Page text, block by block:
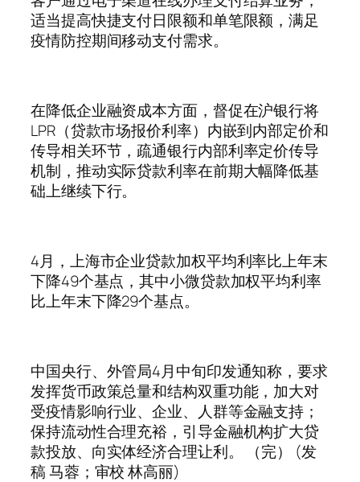
适当提高快捷支付日限额和单笔限额，满足
疫情防控期间移动支付需求。
在降低企业融资成本方面，督促在沪银行将
LPR（贷款市场报价利率）内嵌到内部定价和
传导相关环节，疏通银行内部利率定价传导
机制，推动实际贷款利率在前期大幅降低基
础上继续下行。
4月，上海市企业贷款加权平均利率比上年末
下降49个基点，其中小微贷款加权平均利率
比上年末下降29个基点。
中国央行、外管局4月中旬印发通知称，要求
发挥货币政策总量和结构双重功能，加大对
受疫情影响行业、企业、人群等金融支持；
保持流动性合理充裕，引导金融机构扩大贷
款投放、向实体经济合理让利。 （完） (发
稿 马蓉；审校 林高丽)